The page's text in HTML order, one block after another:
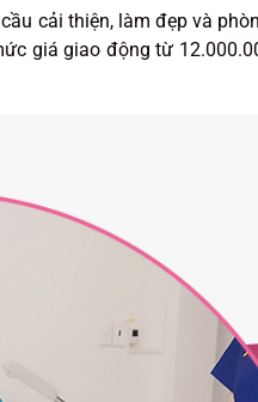
cải thiện, làm đẹp và
giá giao động từ